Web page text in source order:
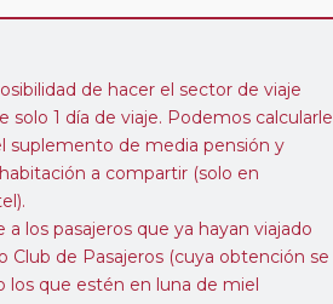
de hacer el sector de viaje
1 día de viaje. Podemos calcularle
suplemento de media pensión y
a compartir (solo en
los pasajeros que ya hayan viajado
de Pasajeros (cuya obtención se
los que estén en luna de miel